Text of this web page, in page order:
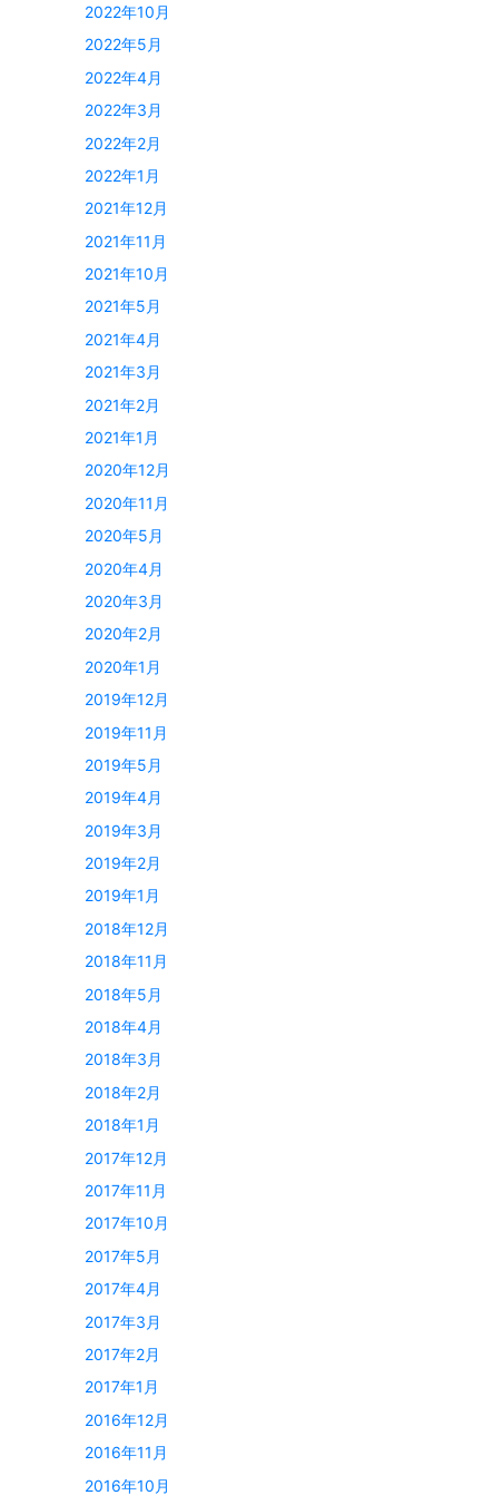
2022年10月
2022年5月
2022年4月
2022年3月
2022年2月
2022年1月
2021年12月
2021年11月
2021年10月
2021年5月
2021年4月
2021年3月
2021年2月
2021年1月
2020年12月
2020年11月
2020年5月
2020年4月
2020年3月
2020年2月
2020年1月
2019年12月
2019年11月
2019年5月
2019年4月
2019年3月
2019年2月
2019年1月
2018年12月
2018年11月
2018年5月
2018年4月
2018年3月
2018年2月
2018年1月
2017年12月
2017年11月
2017年10月
2017年5月
2017年4月
2017年3月
2017年2月
2017年1月
2016年12月
2016年11月
2016年10月